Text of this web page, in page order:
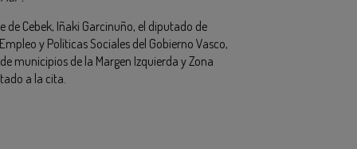
de Cebek, Iñaki Garcinuño, el diputado de
y Políticas Sociales del Gobierno Vasco,
municipios de la Margen Izquierda y Zona
a la cita.